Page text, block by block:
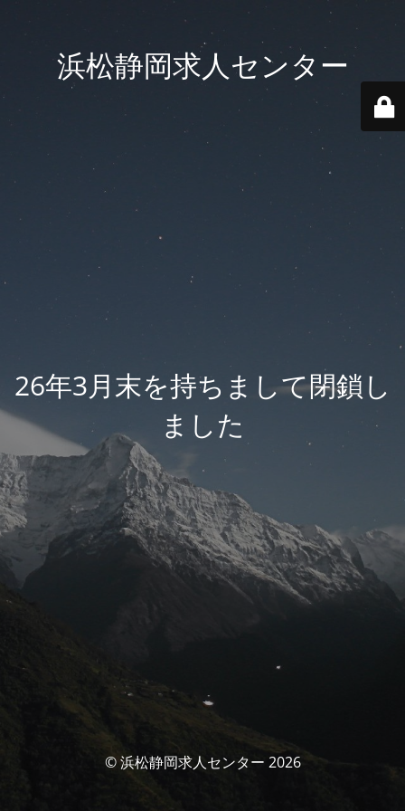
浜松静岡求人センター
26年3月末を持ちまして閉鎖し
ました
© 浜松静岡求人センター 2026